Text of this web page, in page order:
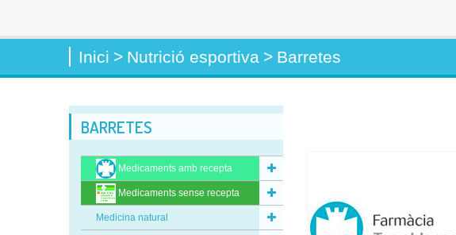
Inici > Nutrició esportiva > Barretes
BARRETES
Medicaments amb recepta
Medicaments sense recepta
Medicina natural